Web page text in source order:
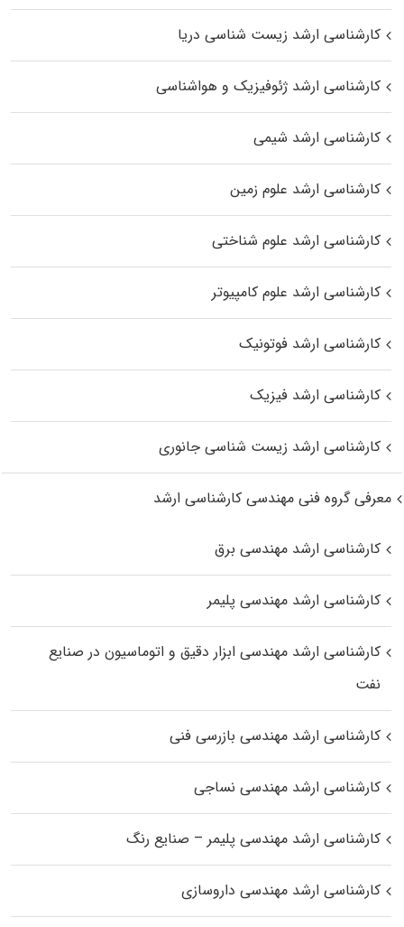
کارشناسی ارشد زیست‌ شناسی دریا
کارشناسی ارشد ژئوفیزیک و هواشناسی
کارشناسی ارشد شیمی
کارشناسی ارشد علوم زمین
کارشناسی ارشد علوم شناختی
کارشناسی ارشد علوم کامپیوتر
کارشناسی ارشد فوتونیک
کارشناسی ارشد فیزیک
کارشناسی ارشد زیست‌ شناسی جانوری
معرفی گروه فنی مهندسی کارشناسی ارشد
کارشناسی ارشد مهندسی برق
کارشناسی ارشد مهندسی پلیمر
کارشناسی ارشد مهندسی ابزار دقیق و اتوماسیون در صنایع
نفت
کارشناسی ارشد مهندسی بازرسی فنی
کارشناسی ارشد مهندسی نساجی
کارشناسی ارشد مهندسی پلیمر – صنایع رنگ
کارشناسی ارشد مهندسی داروسازی